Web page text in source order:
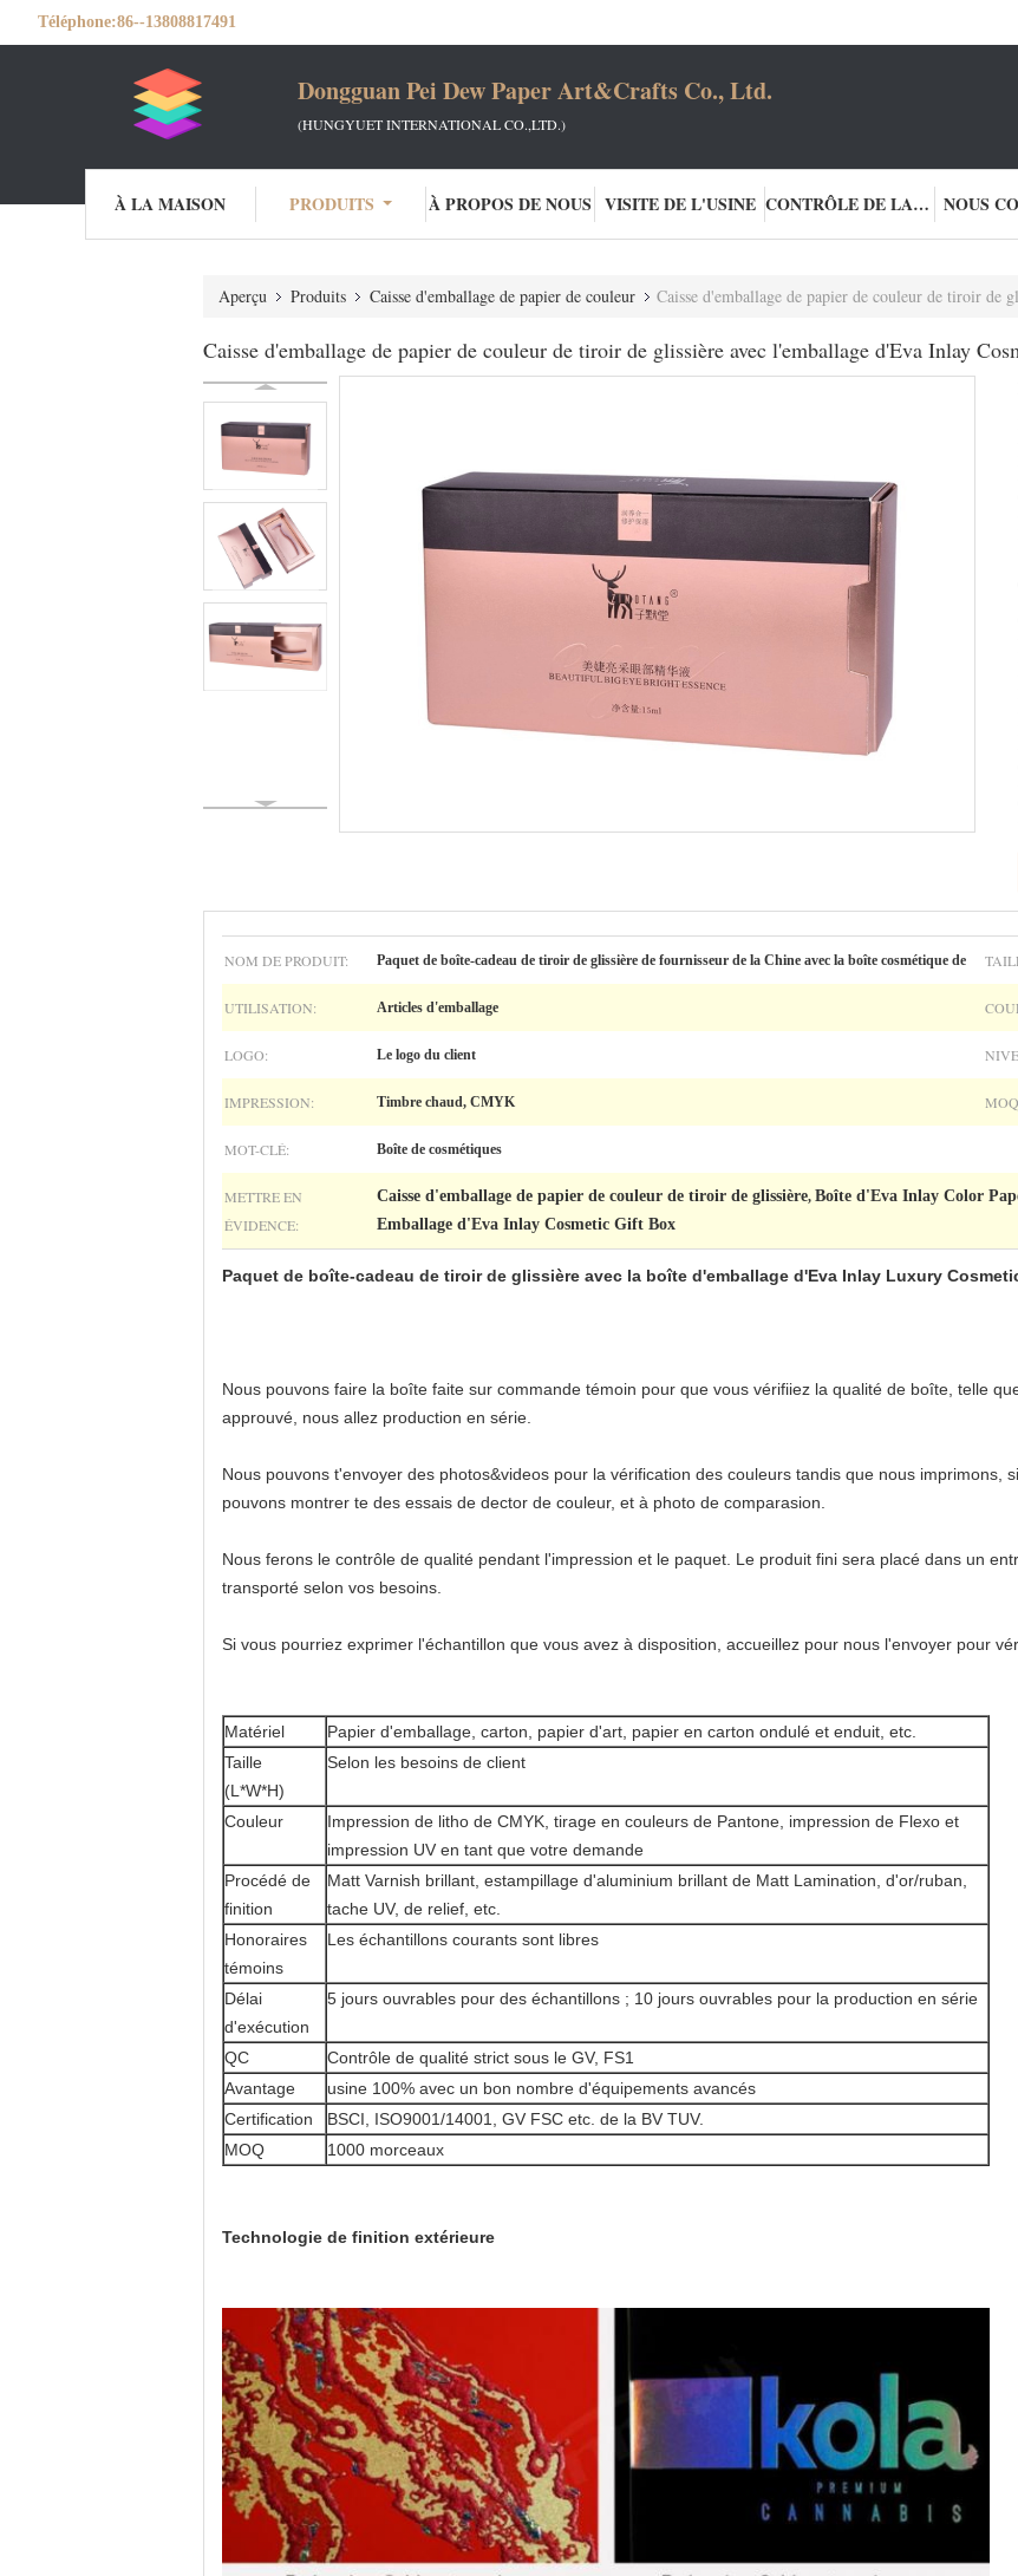
Téléphone:86--13808817491
Dongguan Pei Dew Paper Art&Crafts Co., Ltd.
(HUNGYUET INTERNATIONAL CO.,LTD.)
À LA MAISON PRODUITS À PROPOS DE NOUS VISITE DE L'USINE CONTRÔLE DE LA QUALITÉ NOUS
Aperçu Produits Caisse d'emballage de papier de couleur Caisse d'emballage de papier de couleur de tiroir de
Caisse d'emballage de papier de couleur de tiroir de glissière avec l'emballage d'Eva Inlay
NOM DE PRODUIT: Paquet de boîte-cadeau de tiroir de glissière de fournisseur de la Chine avec la boîte cosmétique de
UTILISATION: Articles d'emballage
LOGO: Le logo du client
IMPRESSION: Timbre chaud, CMYK
MOT-CLÉ: Boîte de cosmétiques
METTRE EN
ÉVIDENCE:
Caisse d'emballage de papier de couleur de tiroir de glissière, Boîte d'Eva Inlay Color
Emballage d'Eva Inlay Cosmetic Gift Box
Paquet de boîte-cadeau de tiroir de glissière avec la boîte d'emballage d'Eva Inlay Luxury
Nous pouvons faire la boîte faite sur commande témoin pour que vous vérifiiez la qualité de boîte, telle
approuvé, nous allez production en série.
Nous pouvons t'envoyer des photos&videos pour la vérification des couleurs tandis que nous imprimons,
pouvons montrer te des essais de dector de couleur, et à photo de comparasion.
Nous ferons le contrôle de qualité pendant l'impression et le paquet. Le produit fini sera placé dans un
transporté selon vos besoins.
Si vous pourriez exprimer l'échantillon que vous avez à disposition, accueillez pour nous l'envoyer pour
Matériel
Papier d'emballage, carton, papier d'art, papier en carton ondulé et enduit, etc.
Taille
(L*W*H)
Selon les besoins de client
Couleur
Impression de litho de CMYK, tirage en couleurs de Pantone, impression de Flexo et
impression UV en tant que votre demande
Procédé de
finition
Matt Varnish brillant, estampillage d'aluminium brillant de Matt Lamination, d'or/ruban,
tache UV, de relief, etc.
Honoraires
témoins
Les échantillons courants sont libres
Délai
d'exécution
5 jours ouvrables pour des échantillons ; 10 jours ouvrables pour la production en série
QC
Contrôle de qualité strict sous le GV, FS1
Avantage
usine 100% avec un bon nombre d'équipements avancés
Certification
BSCI, ISO9001/14001, GV FSC etc. de la BV TUV.
MOQ
1000 morceaux
Technologie de finition extérieure